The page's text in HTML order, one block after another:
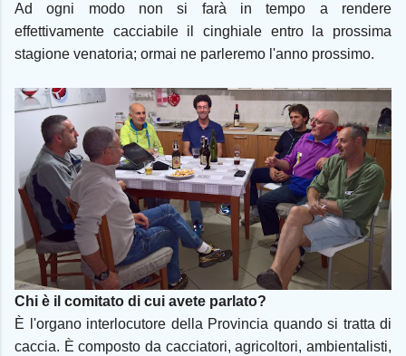
Ad ogni modo non si farà in tempo a rendere
effettivamente cacciabile il cinghiale entro la prossima
stagione venatoria; ormai ne parleremo l'anno prossimo.
Chi è il comitato di cui avete parlato?
È l'organo interlocutore della Provincia quando si tratta di
caccia. È composto da cacciatori, agricoltori, ambientalisti,